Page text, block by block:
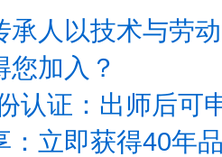
承人以技术与劳
您加入？
认证：出师后可
：立即获得40年